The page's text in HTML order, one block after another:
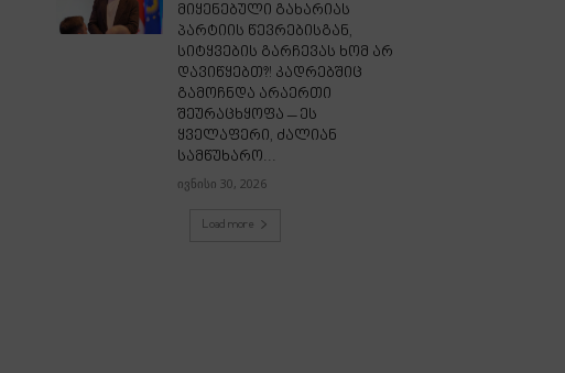
მიყენებული გახარიას
პარტიის წევრებისგან,
სიტყვების გარჩევას ხომ არ
დავიწყებთ?! კადრებშიც
გამოჩნდა არაერთი
შეურაცხყოფა – ეს
ყველაფერი, ძალიან
სამწუხარო...
ივნისი 30, 2026
Load more